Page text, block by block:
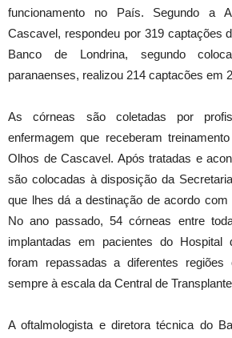
funcionamento no País. Segundo a
Cascavel, respondeu por 319 captações
Banco de Londrina, segundo
paranaenses, realizou 214 captacões em
As córneas são coletadas por
enfermagem que receberam
Olhos de Cascavel. Após tratadas e
são colocadas à disposição da
que lhes dá a destinação de acordo
No ano passado, 54 córneas entre
implantadas em pacientes do Hospital
foram repassadas a diferentes regiões
sempre à escala da Central de
A oftalmologista e diretora técnica do